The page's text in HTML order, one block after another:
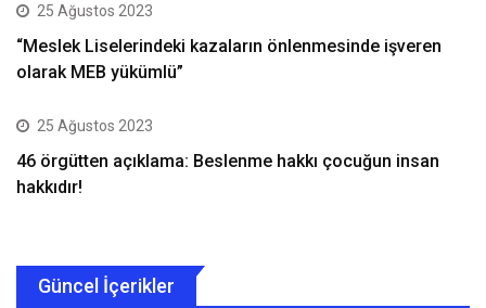
25 Ağustos 2023
“Meslek Liselerindeki kazaların önlenmesinde işveren
olarak MEB yükümlü”
25 Ağustos 2023
46 örgütten açıklama: Beslenme hakkı çocuğun insan
hakkıdır!
Güncel İçerikler